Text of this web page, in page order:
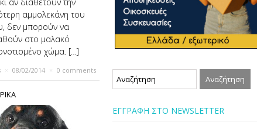
αµµολεκάνη του
δεν μπορούν να
στο µαλακό
χώµα. […]
08/02/2014 0 comments
ΕΓΓΡΑΦΗ ΣΤΟ NEWSLETTER